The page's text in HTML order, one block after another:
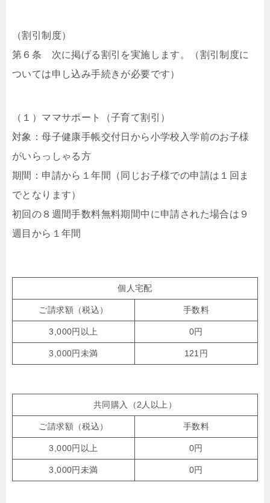
（割引制度）
第６条 次に掲げる割引を実施します。（割引制度に
ついては申し込み手続きが必要です）
（１）ママサポート（子育て割引）
対象：母子健康手帳交付日から小学校入学前のお子様
がいらっしゃる方
期間：申請から１年間（同じお子様での申請は１回ま
でとなります）
初回の８週間手数料無料期間中に申請された場合は９
週目から１年間
個人宅配
ご請求額（税込） 手数料
3,000円以上 0円
3,000円未満 121円
共同購入（2人以上）
ご請求額（税込） 手数料
3,000円以上 0円
3,000円未満 0円